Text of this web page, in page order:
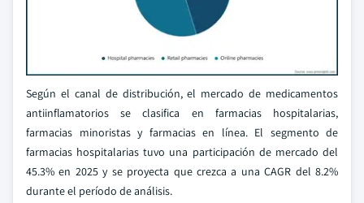
Según el canal de distribución, el mercado de medicamentos
antiinflamatorios se clasifica en farmacias hospitalarias,
farmacias minoristas y farmacias en línea. El segmento de
farmacias hospitalarias tuvo una participación de mercado del
45.3% en 2025 y se proyecta que crezca a una CAGR del 8.2%
durante el período de análisis.